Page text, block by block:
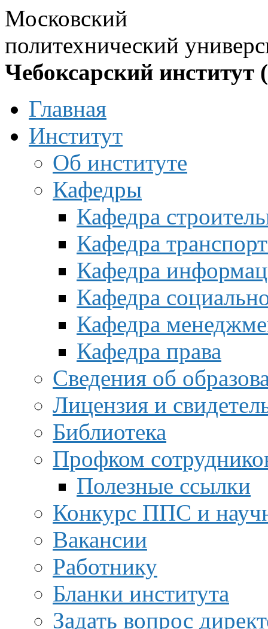
Московский
политехнический
Чебоксарский институт
Главная
Институт
Об институте
Кафедры
Кафедра
Кафедра
Кафедра
Кафедра
Кафедра
Кафедра права
Сведения об
Лицензия и
Библиотека
Профком
Полезные ссылки
Конкурс ППС и
Вакансии
Работнику
Бланки института
Задать вопрос